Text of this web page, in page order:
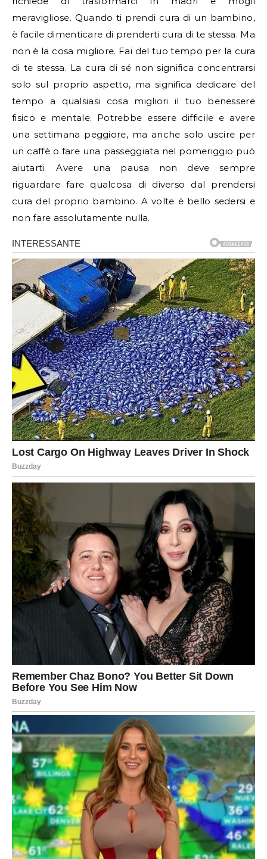
meravigliose. Quando ti prendi cura di un bambino,
è facile dimenticare di prenderti cura di te stessa. Ma
non è la cosa migliore. Fai del tuo tempo per la cura
di te stessa. La cura di sé non significa concentrarsi
solo sul proprio aspetto, ma significa dedicare del
tempo a qualsiasi cosa migliori il tuo benessere
fisico e mentale. Potrebbe essere difficile e avere
una settimana peggiore, ma anche solo uscire per
un caffè o fare una passeggiata nel pomeriggio può
aiutarti. Avere una pausa non deve sempre
riguardare fare qualcosa di diverso dal prendersi
cura del proprio bambino. A volte è bello sedersi e
non fare assolutamente nulla.